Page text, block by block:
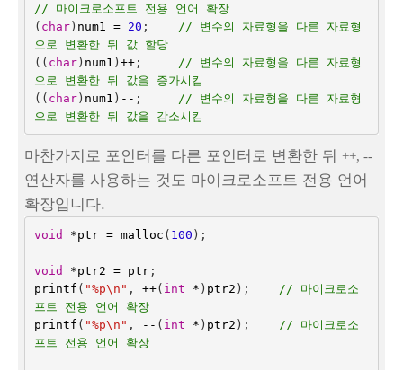
// 마이크로소프트 전용 언어 확장
( char) num1 = 20 ;
// 변수의 자료형을 다른 자료형
으로 변환한 뒤 값 할당
(( char) num1 ) ++;
// 변수의 자료형을 다른 자료형
으로 변환한 뒤 값을 증가시킴
(( char) num1 ) -- ;
// 변수의 자료형을 다른 자료형
으로 변환한 뒤 값을 감소시킴
마찬가지로 포인터를 다른 포인터로 변환한 뒤 ++, --
연산자를 사용하는 것도 마이크로소프트 전용 언어
확장입니다.
void *ptr = malloc ( 100 );
void *ptr2 = ptr;
printf ( "%p\n " , ++( int * ) ptr2 );
// 마이크로소
프트 전용 언어 확장
printf ( "%p\n " , -- ( int * ) ptr2 );
// 마이크로소
프트 전용 언어 확장